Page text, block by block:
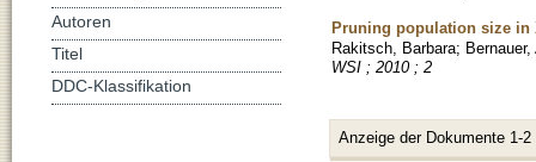
Pruning population size in
Rakitsch, Barbara;
WSI ; 2010 ; 2
Anzeige der Dokumente 1-2
Autoren
Titel
DDC-Klassifikation